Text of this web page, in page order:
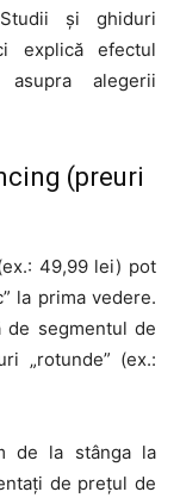
și ghiduri
explică efectul
alegerii
(preuri
49,99 lei) pot
la prima vedere.
de segmentul de
„rotunde” (ex.:
de la stânga la
de prețul de